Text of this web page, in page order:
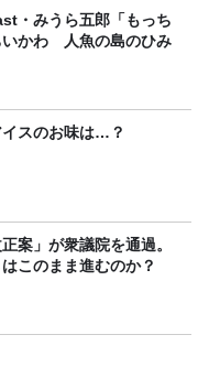
・みうら五郎「もっち
いかわ 人魚の島のひみ
スのお味は…？
案」が衆議院を通過。
このまま進むのか？